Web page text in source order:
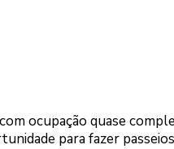
ocupação quase
para fazer